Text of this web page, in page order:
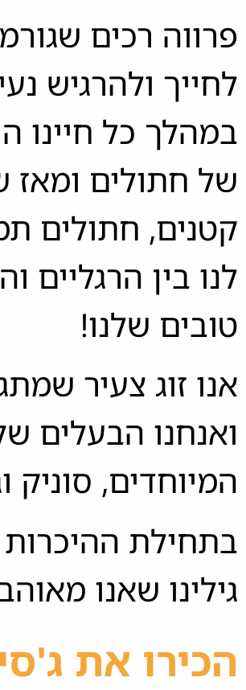
פרווה רכים
לחייך ולהרגיש
במהלך כל חיינו
של חתולים ומאז
קטנים, חתולים
לנו בין הרגליים
טובים שלנו!
אנו זוג צעיר
ואנחנו הבעלים
המיוחדים, סוניק
בתחילת ההיכרות
גילינו שאנו
הכירו את